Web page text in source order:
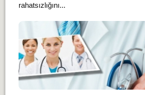
rahatsızlığını...